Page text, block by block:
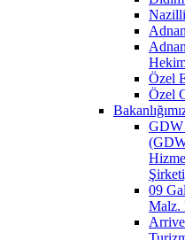
Nazilli
Özel
Özel
GDW
09
Malz.